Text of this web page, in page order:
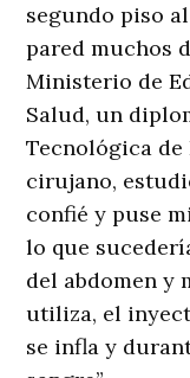
segundo piso
pared muchos
Ministerio de
Salud, un
Tecnológica
cirujano,
confié y puse
lo que
del abdomen y
utiliza, el
se infla y